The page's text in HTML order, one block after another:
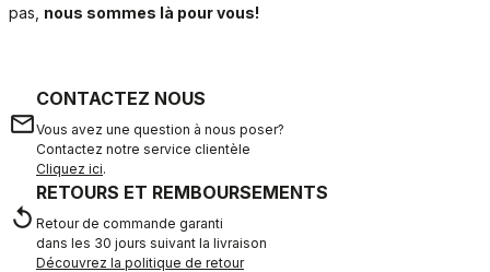
pas, nous sommes là pour vous!
email
CONTACTEZ NOUS
Vous avez une question à nous poser?
Contactez notre service clientèle
Cliquez ici.
replay
RETOURS ET REMBOURSEMENTS
Retour de commande garanti
dans les 30 jours suivant la livraison
Découvrez la politique de retour